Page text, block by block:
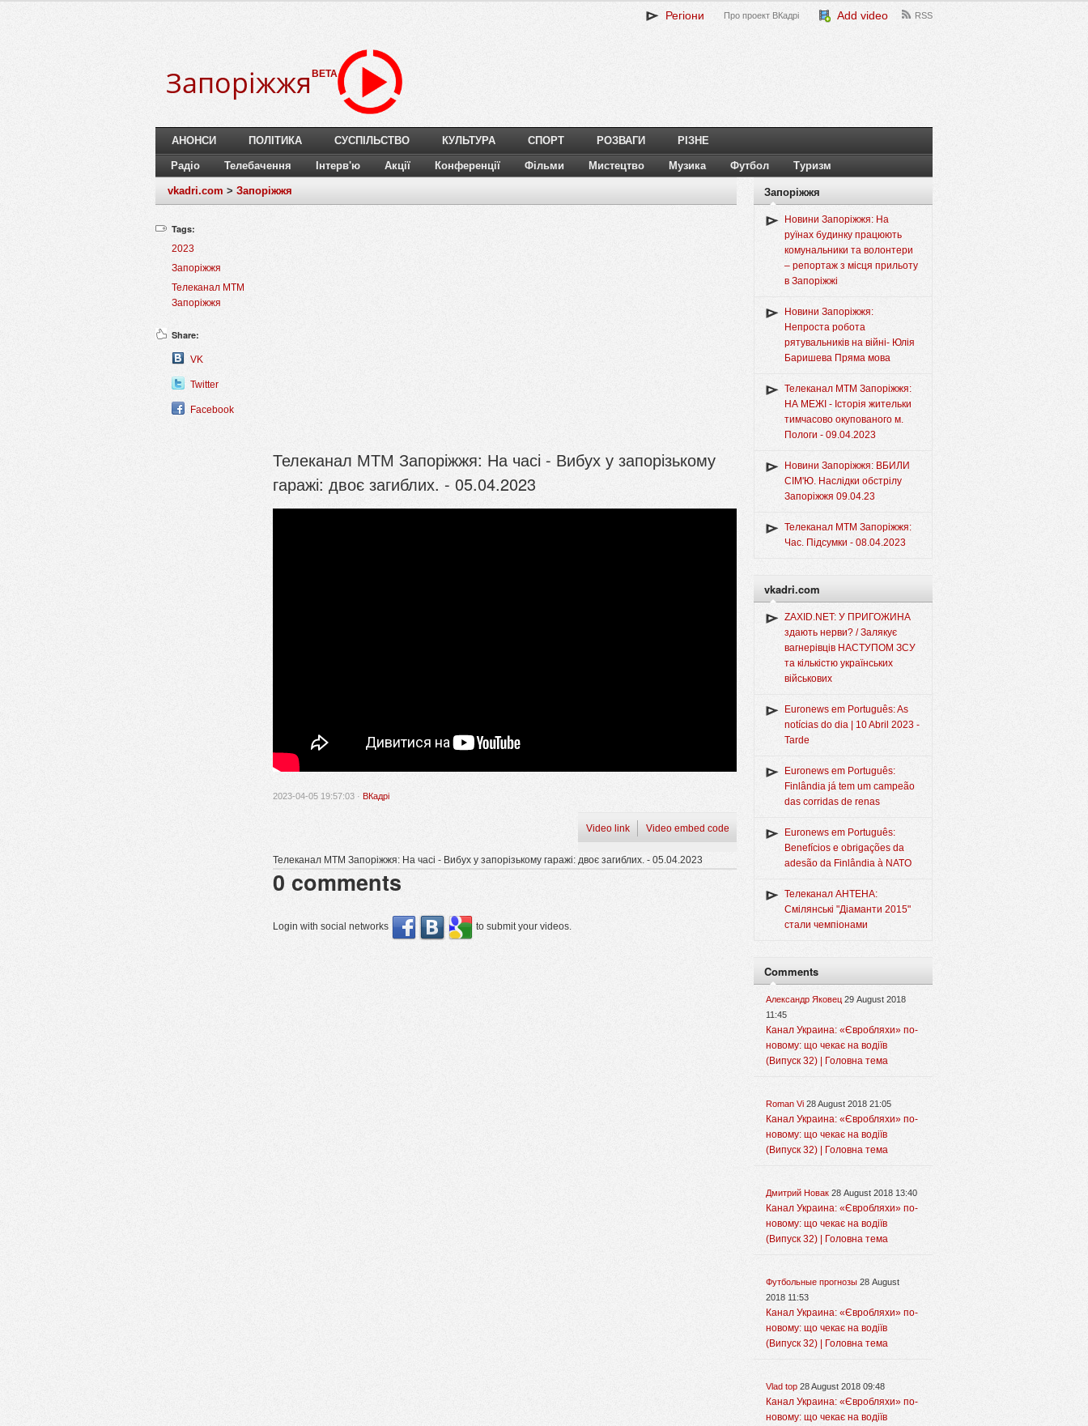
Регіони Про проект ВКадрі Add video RSS
Запоріжжя BETA
АНОНСИ ПОЛІТИКА СУСПІЛЬСТВО КУЛЬТУРА СПОРТ РОЗВАГИ РІЗНЕ
Радіо Телебачення Інтерв'ю Акції Конференції Фільми Мистецтво Музика Футбол Туризм
vkadri.com > Запоріжжя
Tags:
2023
Запоріжжя
Телеканал МТМ
Запоріжжя
Share:
VK
Twitter
Facebook
Телеканал МТМ Запоріжжя: На часі - Вибух у запорізькому
гаражі: двоє загиблих. - 05.04.2023
2023-04-05 19:57:03 · ВКадрі
Video link Video embed code
Телеканал МТМ Запоріжжя: На часі - Вибух у запорізькому гаражі: двоє загиблих. - 05.04.2023
0 comments
Login with social networks to submit your videos.
Запоріжжя
Новини Запоріжжя: На
руїнах будинку працюють
комунальники та волонтери
– репортаж з місця прильоту
в Запоріжжі
Новини Запоріжжя:
Непроста робота
рятувальників на війні- Юлія
Баришева Пряма мова
Телеканал МТМ Запоріжжя:
НА МЕЖІ - Історія жительки
тимчасово окупованого м.
Пологи - 09.04.2023
Новини Запоріжжя: ВБИЛИ
СІМ'Ю. Наслідки обстрілу
Запоріжжя 09.04.23
Телеканал МТМ Запоріжжя:
Час. Підсумки - 08.04.2023
vkadri.com
ZAXID.NET: У ПРИГОЖИНА
здають нерви? / Залякує
вагнерівців НАСТУПОМ ЗСУ
та кількістю українських
військових
Euronews em Português: As
notícias do dia | 10 Abril 2023 -
Tarde
Euronews em Português:
Finlândia já tem um campeão
das corridas de renas
Euronews em Português:
Benefícios e obrigações da
adesão da Finlândia à NATO
Телеканал АНТЕНА:
Смілянські "Діаманти 2015"
стали чемпіонами
Comments
Александр Яковец 29 August 2018
11:45
Канал Украина: «Євробляхи» по-
новому: що чекає на водіїв
(Випуск 32) | Головна тема
Roman Vi 28 August 2018 21:05
Канал Украина: «Євробляхи» по-
новому: що чекає на водіїв
(Випуск 32) | Головна тема
Дмитрий Новак 28 August 2018 13:40
Канал Украина: «Євробляхи» по-
новому: що чекає на водіїв
(Випуск 32) | Головна тема
Футбольные прогнозы 28 August
2018 11:53
Канал Украина: «Євробляхи» по-
новому: що чекає на водіїв
(Випуск 32) | Головна тема
Vlad top 28 August 2018 09:48
Канал Украина: «Євробляхи» по-
новому: що чекає на водіїв